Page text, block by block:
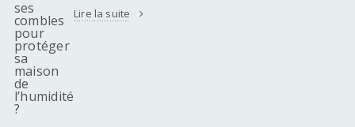
Lire la suite